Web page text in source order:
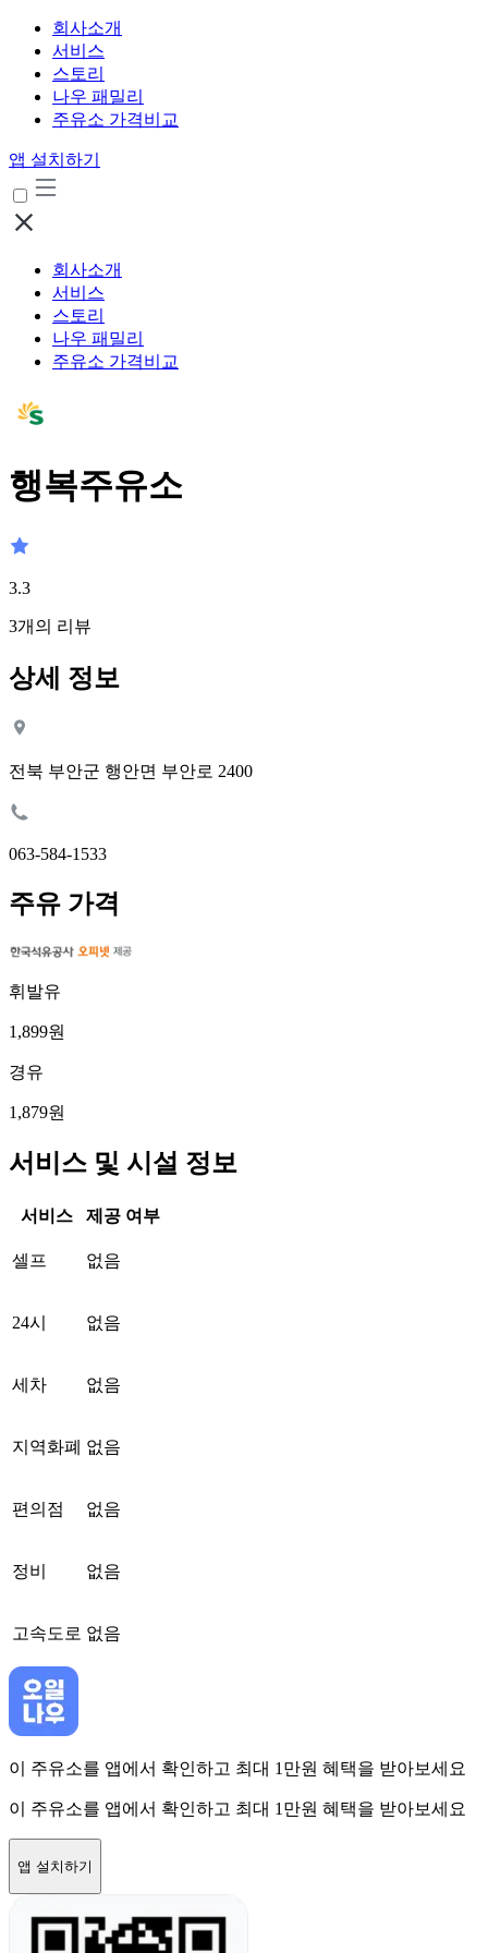
회사소개
서비스
스토리
나우 패밀리
주유소 가격비교
앱 설치하기
회사소개
서비스
스토리
나우 패밀리
주유소 가격비교
행복주유소
3.3
3개의 리뷰
상세 정보
전북 부안군 행안면 부안로 2400
063-584-1533
주유 가격
휘발유
1,899원
경유
1,879원
서비스 및 시설 정보
서비스 제공 여부
셀프 없음
24시 없음
세차 없음
지역화폐 없음
편의점 없음
정비 없음
고속도로 없음
이 주유소를 앱에서 확인하고 최대 1만원 혜택을 받아보세요
이 주유소를 앱에서 확인하고 최대 1만원 혜택을 받아보세요
앱 설치하기